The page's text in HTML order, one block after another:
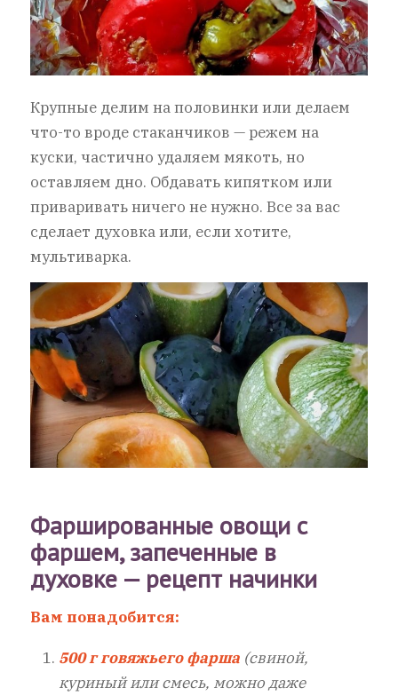
Крупные делим на половинки или делаем
что-то вроде стаканчиков — режем на
куски, частично удаляем мякоть, но
оставляем дно. Обдавать кипятком или
приваривать ничего не нужно. Все за вас
сделает духовка или, если хотите,
мультиварка.
Фаршированные овощи с
фаршем, запеченные в
духовке — рецепт начинки
Вам понадобится:
500 г говяжьего фарша (свиной,
куриный или смесь, можно даже